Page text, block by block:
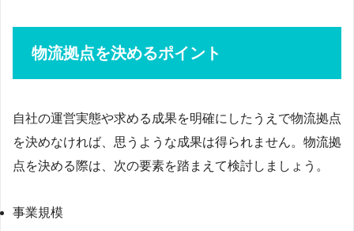
物流拠点を決めるポイント
自社の運営実態や求める成果を明確にしたうえで物流拠点
を決めなければ、思うような成果は得られません。物流拠
点を決める際は、次の要素を踏まえて検討しましょう。
事業規模